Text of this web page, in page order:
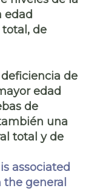
edad
de
deficiencia de
edad
de
una
total y de
associated
general